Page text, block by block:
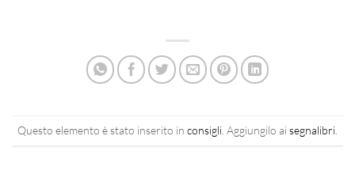
Questo elemento è stato inserito in consigli . Aggiungilo ai segnalibri